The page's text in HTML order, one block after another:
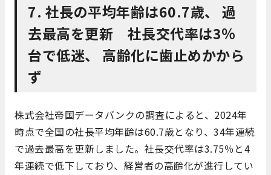
7. 社長の平均年齢は60.7歳、 過
去最高を更新 社長交代率は3％
台で低迷、 高齢化に歯止めかから
ず
株式会社帝国データバンクの調査によると、2024年
時点で全国の社長平均年齢は60.7歳となり、34年連続
で過去最高を更新しました。​社長交代率は3.75％と4
年連続で低下しており、経営者の高齢化が進行してい